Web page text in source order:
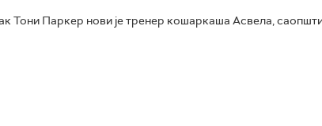
Тони Паркер нови је тренер кошаркаша Асвела,